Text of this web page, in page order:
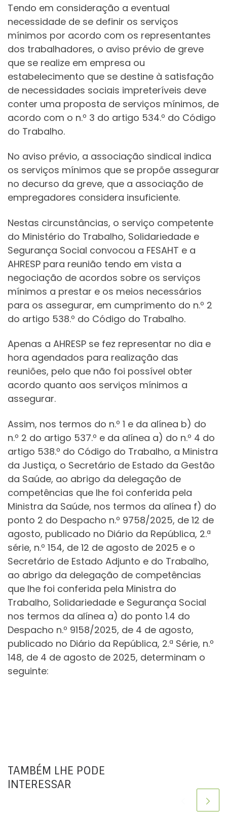
Tendo em consideração a eventual
necessidade de se definir os serviços
mínimos por acordo com os representantes
dos trabalhadores, o aviso prévio de greve
que se realize em empresa ou
estabelecimento que se destine à satisfação
de necessidades sociais impreteríveis deve
conter uma proposta de serviços mínimos, de
acordo com o n.º 3 do artigo 534.º do Código
do Trabalho.
No aviso prévio, a associação sindical indica
os serviços mínimos que se propõe assegurar
no decurso da greve, que a associação de
empregadores considera insuficiente.
Nestas circunstâncias, o serviço competente
do Ministério do Trabalho, Solidariedade e
Segurança Social convocou a FESAHT e a
AHRESP para reunião tendo em vista a
negociação de acordos sobre os serviços
mínimos a prestar e os meios necessários
para os assegurar, em cumprimento do n.º 2
do artigo 538.º do Código do Trabalho.
Apenas a AHRESP se fez representar no dia e
hora agendados para realização das
reuniões, pelo que não foi possível obter
acordo quanto aos serviços mínimos a
assegurar.
Assim, nos termos do n.º 1 e da alínea b) do
n.º 2 do artigo 537.º e da alínea a) do n.º 4 do
artigo 538.º do Código do Trabalho, a Ministra
da Justiça, o Secretário de Estado da Gestão
da Saúde, ao abrigo da delegação de
competências que lhe foi conferida pela
Ministra da Saúde, nos termos da alínea f) do
ponto 2 do Despacho n.º 9758/2025, de 12 de
agosto, publicado no Diário da República, 2.ª
série, n.º 154, de 12 de agosto de 2025 e o
Secretário de Estado Adjunto e do Trabalho,
ao abrigo da delegação de competências
que lhe foi conferida pela Ministra do
Trabalho, Solidariedade e Segurança Social
nos termos da alínea a) do ponto 1.4 do
Despacho n.º 9158/2025, de 4 de agosto,
publicado no Diário da República, 2.ª Série, n.º
148, de 4 de agosto de 2025, determinam o
seguinte:
TAMBÉM LHE PODE
INTERESSAR